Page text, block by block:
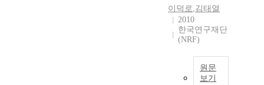
이덕로,김태열
2010
한국연구재단
(NRF)
원문
보기